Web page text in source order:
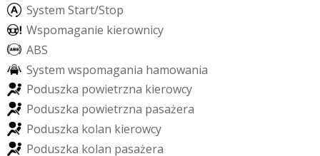
System Start/Stop
Wspomaganie kierownicy
ABS
System wspomagania hamowania
Poduszka powietrzna kierowcy
Poduszka powietrzna pasażera
Poduszka kolan kierowcy
Poduszka kolan pasażera